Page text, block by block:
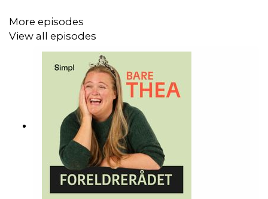
More episodes
View all episodes